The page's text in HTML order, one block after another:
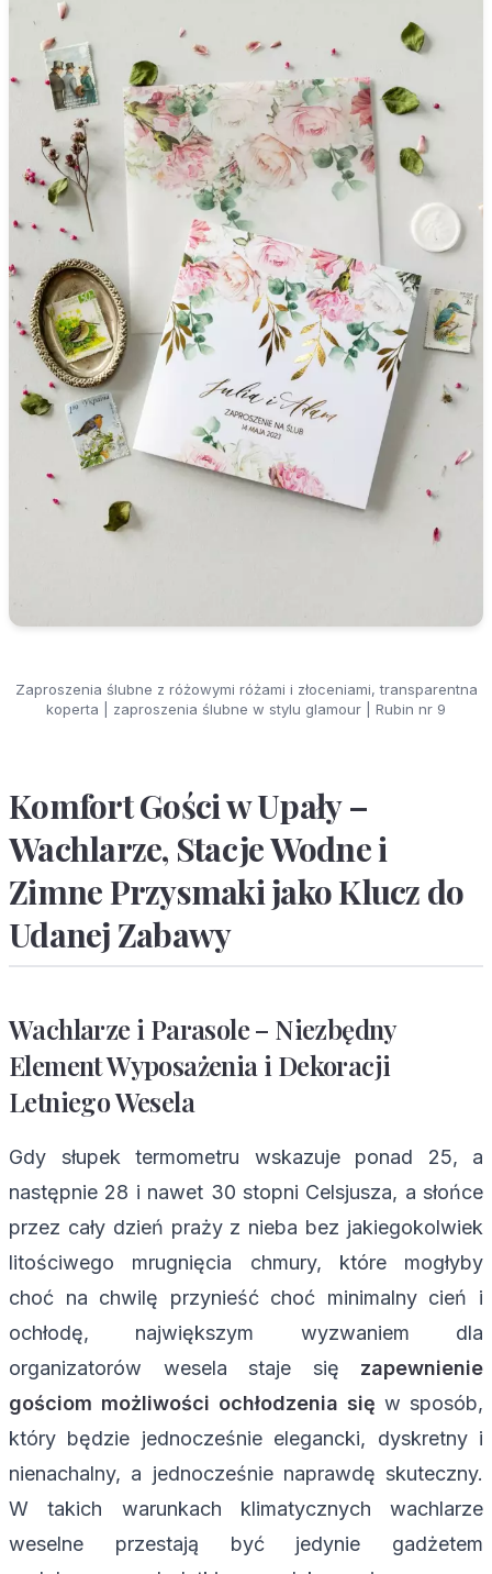
Zaproszenia ślubne z różowymi różami i złoceniami, transparentna
koperta | zaproszenia ślubne w stylu glamour | Rubin nr 9
Komfort Gości w Upały –
Wachlarze, Stacje Wodne i
Zimne Przysmaki jako Klucz do
Udanej Zabawy
Wachlarze i Parasole – Niezbędny
Element Wyposażenia i Dekoracji
Letniego Wesela
Gdy słupek termometru wskazuje ponad 25, a
następnie 28 i nawet 30 stopni Celsjusza, a słońce
przez cały dzień praży z nieba bez jakiegokolwiek
litościwego mrugnięcia chmury, które mogłyby
choć na chwilę przynieść choć minimalny cień i
ochłodę, największym wyzwaniem dla
organizatorów wesela staje się zapewnienie
gościom możliwości ochłodzenia się w sposób,
który będzie jednocześnie elegancki, dyskretny i
nienachalny, a jednocześnie naprawdę skuteczny.
W takich warunkach klimatycznych wachlarze
weselne przestają być jedynie gadżetem